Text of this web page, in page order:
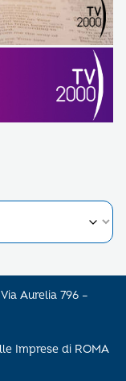
Aurelia 796 –
Imprese di ROMA